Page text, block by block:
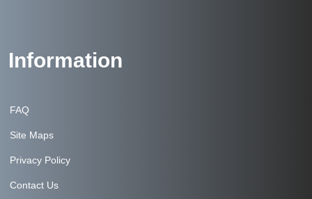
Information
FAQ
Site Maps
Privacy Policy
Contact Us